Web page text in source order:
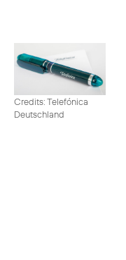
Credits: Telefónica
Deutschland